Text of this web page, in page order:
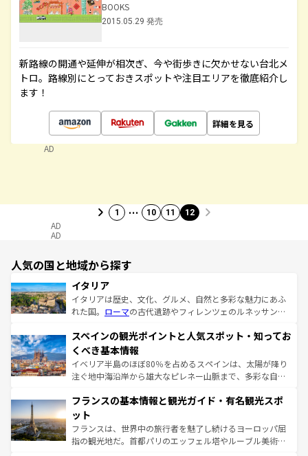
BOOKS
2015.05.29 発売
新路線の開通や延伸が相次ぎ、今や街歩きに欠かせない台北メ
トロ。路線別にとっておきスポットや注目エリアを徹底紹介し
ます！
詳細を見る
AD
1 … 10 11 12
AD
AD
人気の国と地域から探す
イタリア
イタリアは歴史、文化、グルメ、自然と多彩な魅力にあふ
れた国。 ローマの古代遺跡やフィレンツェのルネッサンス
ろん、トスカーナの美しい田園風景やアマルフィ海岸の絶
景など、自然景観も見逃せない。観光の合間には、本場の
ピザやパスタなど、絶品のイタリア料理を堪能することも
できる。朝目覚めてから夜眠るまで、すべての瞬間を楽し
なお、新着のイタリア情報はコンテンツ一覧を参照してほ
しい。
スペインの観光ポイントと人気スポット・知ってお
くべき基本情報
イベリア半島のほぼ80％を占めるスペインは、太陽が降り
注ぐ地中海沿岸から雄大なピレネー山脈まで、多彩な自然
文化が根付くこの国では、情熱的なフラメンコ、熱気あふ
れる闘牛、そして美味しいタパスが生活の一部となってい
る。首都マドリードの洗練された雰囲気や、バルセロナの
アートに溢れた街角から、地方では古代ローマ遺跡や中世
フランスの基本情報と観光ガイド・有名観光スポ
ット
フランスは、世界中の旅行者を魅了し続けるヨーロッパ屈
指の観光地だ。首都パリのエッフェル塔やルーブル美術館